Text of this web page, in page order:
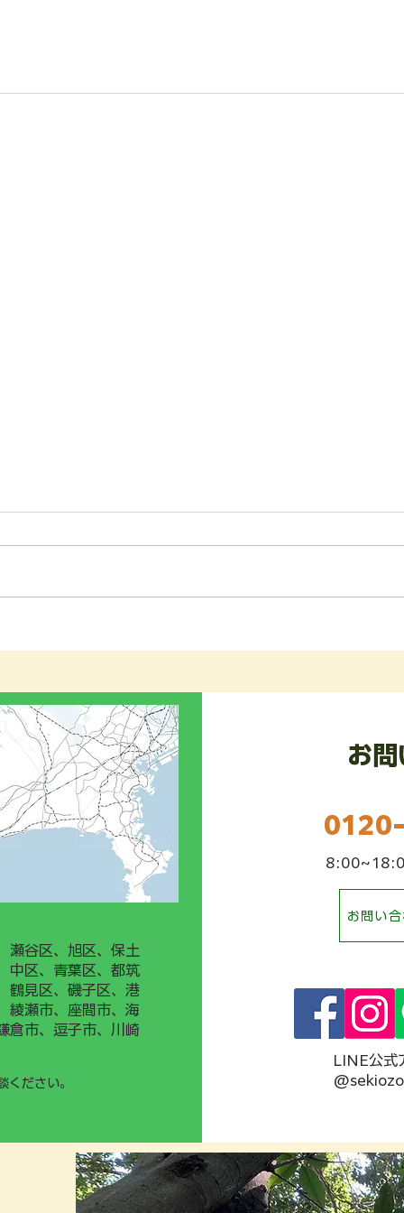
について】
の一環として、次世代育成支援対
従業員や新入社員がスムーズに業
務を習得できるよう「現場作業手
順書（マニュアル）」の整備・運
用に力を入れてまいります。
イミ
瀬谷区、旭区、保土
中区、青葉区、都筑
鶴見区、磯子区、港
綾瀬市、座間市、海
倉市、逗子市、川崎
ください。
お問
お問い
LINE公式